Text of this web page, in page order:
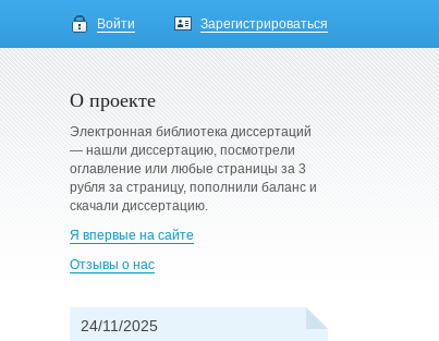
Войти Зарегистрироваться
О проекте
Электронная библиотека диссертаций
— нашли диссертацию, посмотрели
оглавление или любые страницы за 3
рубля за страницу, пополнили баланс и
скачали диссертацию.
Я впервые на сайте
Отзывы о нас
24/11/2025